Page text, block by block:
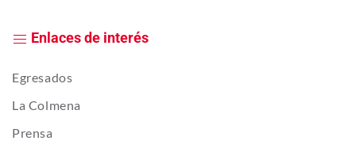
Enlaces de interés
Egresados
La Colmena
Prensa